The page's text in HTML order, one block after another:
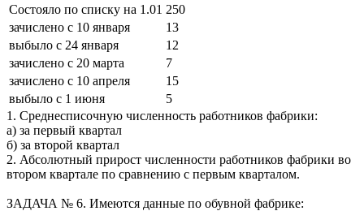
Состояло по списку на 1.01 250
зачислено с 10 января
13
выбыло с 24 января
12
зачислено с 20 марта
7
зачислено с 10 апреля
15
выбыло с 1 июня
5
1. Среднесписочную численность работников фабрики:
а) за первый квартал
б) за второй квартал
2. Абсолютный прирост численности работников фабрики во
втором квартале по сравнению с первым кварталом.
ЗАДАЧА № 6. Имеются данные по обувной фабрике: